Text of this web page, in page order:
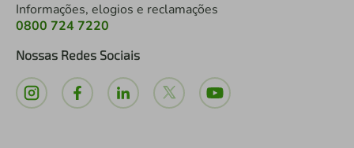
Informações, elogios e reclamações
0800 724 7220
Nossas Redes Sociais